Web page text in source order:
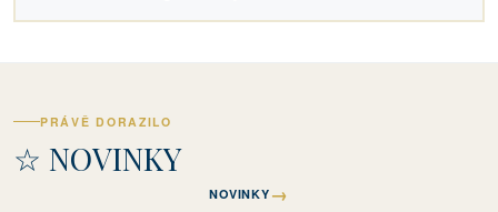
PRÁVĚ DORAZILO
☆ NOVINKY
NOVINKY →